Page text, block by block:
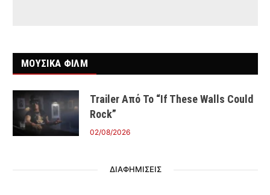
ΜΟΥΣΙΚΑ ΦΙΛΜ
Trailer Από Το “If These Walls Could
Rock”
02/08/2026
ΔΙΑΦΗΜΙΣΕΙΣ